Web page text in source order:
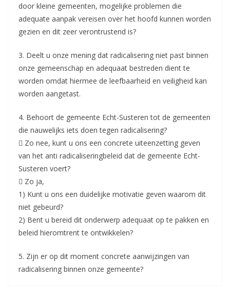
door kleine gemeenten, mogelijke problemen die
adequate aanpak vereisen over het hoofd kunnen worden
gezien en dit zeer verontrustend is?
3. Deelt u onze mening dat radicalisering niet past binnen
onze gemeenschap en adequaat bestreden dient te
worden omdat hiermee de leefbaarheid en veiligheid kan
worden aangetast.
4. Behoort de gemeente Echt-Susteren tot de gemeenten
die nauwelijks iets doen tegen radicalisering?
 Zo nee, kunt u ons een concrete uiteenzetting geven
van het anti radicaliseringbeleid dat de gemeente Echt-
Susteren voert?
 Zo ja,
1) Kunt u ons een duidelijke motivatie geven waarom dit
niet gebeurd?
2) Bent u bereid dit onderwerp adequaat op te pakken en
beleid hieromtrent te ontwikkelen?
5. Zijn er op dit moment concrete aanwijzingen van
radicalisering binnen onze gemeente?